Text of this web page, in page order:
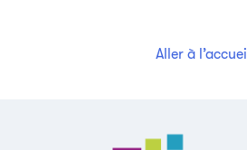
Aller à l’accueil